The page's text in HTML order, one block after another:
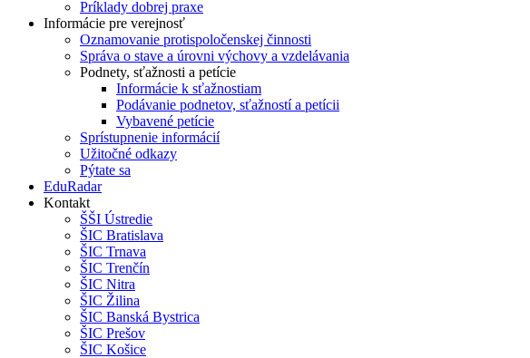
Príklady dobrej praxe
Informácie pre verejnosť
Oznamovanie protispoločenskej činnosti
Správa o stave a úrovni výchovy a vzdelávania
Podnety, sťažnosti a petície
Informácie k sťažnostiam
Podávanie podnetov, sťažností a petícii
Vybavené petície
Sprístupnenie informácií
Užitočné odkazy
Pýtate sa
EduRadar
Kontakt
ŠŠI Ústredie
ŠIC Bratislava
ŠIC Trnava
ŠIC Trenčín
ŠIC Nitra
ŠIC Žilina
ŠIC Banská Bystrica
ŠIC Prešov
ŠIC Košice